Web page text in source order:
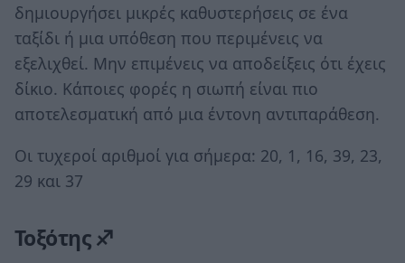
δημιουργήσει μικρές καθυστερήσεις σε ένα
ταξίδι ή μια υπόθεση που περιμένεις να
εξελιχθεί. Μην επιμένεις να αποδείξεις ότι έχεις
δίκιο. Κάποιες φορές η σιωπή είναι πιο
αποτελεσματική από μια έντονη αντιπαράθεση.
Οι τυχεροί αριθμοί για σήμερα: 20, 1, 16, 39, 23,
29 και 37
Τοξότης ♐